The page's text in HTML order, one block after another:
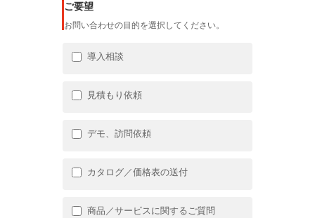
ご要望
お問い合わせの目的を選択してください。
導入相談
見積もり依頼
デモ、訪問依頼
カタログ／価格表の送付
商品／サービスに関するご質問